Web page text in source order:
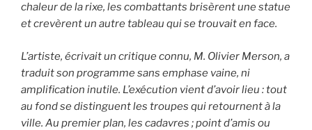
chaleur de la rixe, les combattants brisèrent une statue
et crevèrent un autre tableau qui se trouvait en face.
L’artiste, écrivait un critique connu, M. Olivier Merson, a
traduit son programme sans emphase vaine, ni
amplification inutile. L’exécution vient d’avoir lieu : tout
au fond se distinguent les troupes qui retournent à la
ville. Au premier plan, les cadavres ; point d’amis ou